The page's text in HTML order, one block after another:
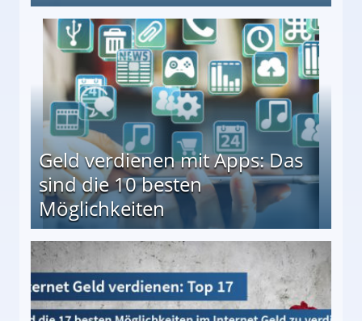
↻ Täglich neue Produkttests
Geld verdienen mit Apps: Das
sind die 10 besten
Möglichkeiten
besten Möglichkeiten